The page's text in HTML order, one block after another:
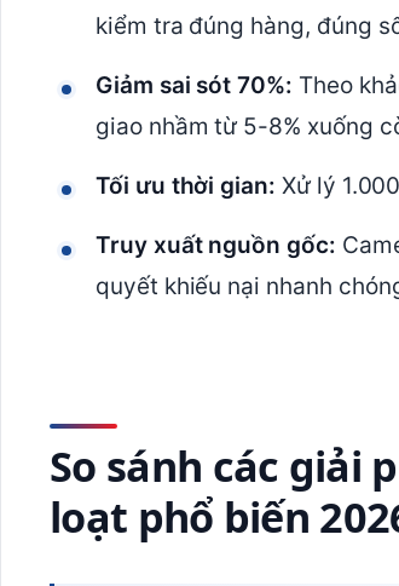
kiểm tra đúng hàng, đúng
Giảm sai sót 70%: Theo
giao nhầm từ 5-8% xuống
Tối ưu thời gian: Xử lý
Truy xuất nguồn gốc:
quyết khiếu nại nhanh
So sánh các giải
loạt phổ biến